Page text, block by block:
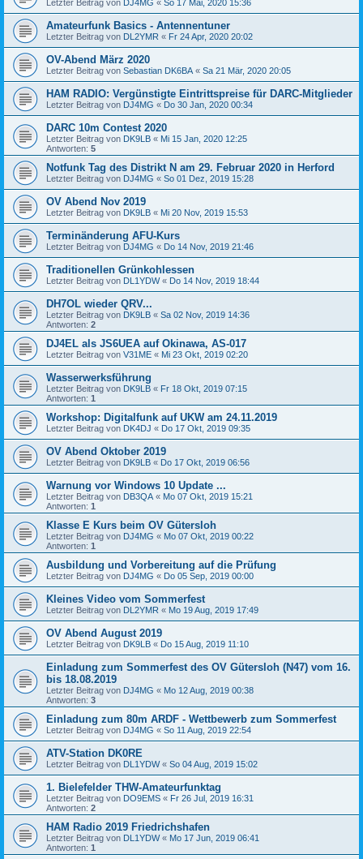
Letzter Beitrag von DJ4MG « So 17 Mai, 2020 15:36
Amateurfunk Basics - Antennentuner
Letzter Beitrag von DL2YMR « Fr 24 Apr, 2020 20:02
OV-Abend März 2020
Letzter Beitrag von Sebastian DK6BA « Sa 21 Mär, 2020 20:05
HAM RADIO: Vergünstigte Eintrittspreise für DARC-Mitglieder
Letzter Beitrag von DJ4MG « Do 30 Jan, 2020 00:34
DARC 10m Contest 2020
Letzter Beitrag von DK9LB « Mi 15 Jan, 2020 12:25
Antworten: 5
Notfunk Tag des Distrikt N am 29. Februar 2020 in Herford
Letzter Beitrag von DJ4MG « So 01 Dez, 2019 15:28
OV Abend Nov 2019
Letzter Beitrag von DK9LB « Mi 20 Nov, 2019 15:53
Terminänderung AFU-Kurs
Letzter Beitrag von DJ4MG « Do 14 Nov, 2019 21:46
Traditionellen Grünkohlessen
Letzter Beitrag von DL1YDW« Do 14 Nov, 2019 18:44
DH7OL wieder QRV...
Letzter Beitrag von DK9LB « Sa 02 Nov, 2019 14:36
Antworten: 2
DJ4EL als JS6UEA auf Okinawa, AS-017
Letzter Beitrag von V31ME « Mi 23 Okt, 2019 02:20
Wasserwerksführung
Letzter Beitrag von DK9LB « Fr 18 Okt, 2019 07:15
Antworten: 1
Workshop: Digitalfunk auf UKW am 24.11.2019
Letzter Beitrag von DK4DJ « Do 17 Okt, 2019 09:35
OV Abend Oktober 2019
Letzter Beitrag von DK9LB « Do 17 Okt, 2019 06:56
Warnung vor Windows 10 Update ...
Letzter Beitrag von DB3QA « Mo 07 Okt, 2019 15:21
Antworten: 1
Klasse E Kurs beim OV Gütersloh
Letzter Beitrag von DJ4MG « Mo 07 Okt, 2019 00:22
Antworten: 1
Ausbildung und Vorbereitung auf die Prüfung
Letzter Beitrag von DJ4MG « Do 05 Sep, 2019 00:00
Kleines Video vom Sommerfest
Letzter Beitrag von DL2YMR « Mo 19 Aug, 2019 17:49
OV Abend August 2019
Letzter Beitrag von DK9LB « Do 15 Aug, 2019 11:10
Einladung zum Sommerfest des OV Gütersloh (N47) vom 16.
bis 18.08.2019
Letzter Beitrag von DJ4MG « Mo 12 Aug, 2019 00:38
Antworten: 3
Einladung zum 80m ARDF - Wettbewerb zum Sommerfest
Letzter Beitrag von DJ4MG « So 11 Aug, 2019 22:54
ATV-Station DK0RE
Letzter Beitrag von DL1YDW« So 04 Aug, 2019 15:02
1. Bielefelder THW-Amateurfunktag
Letzter Beitrag von DO9EMS « Fr 26 Jul, 2019 16:31
Antworten: 2
HAM Radio 2019 Friedrichshafen
Letzter Beitrag von DL1YDW« Mo 17 Jun, 2019 06:41
Antworten: 1